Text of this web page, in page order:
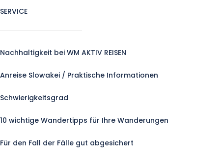
SERVICE
Nachhaltigkeit bei WM AKTIV REISEN
Anreise Slowakei / Praktische Informationen
Schwierigkeitsgrad
10 wichtige Wandertipps für Ihre Wanderungen
Für den Fall der Fälle gut abgesichert